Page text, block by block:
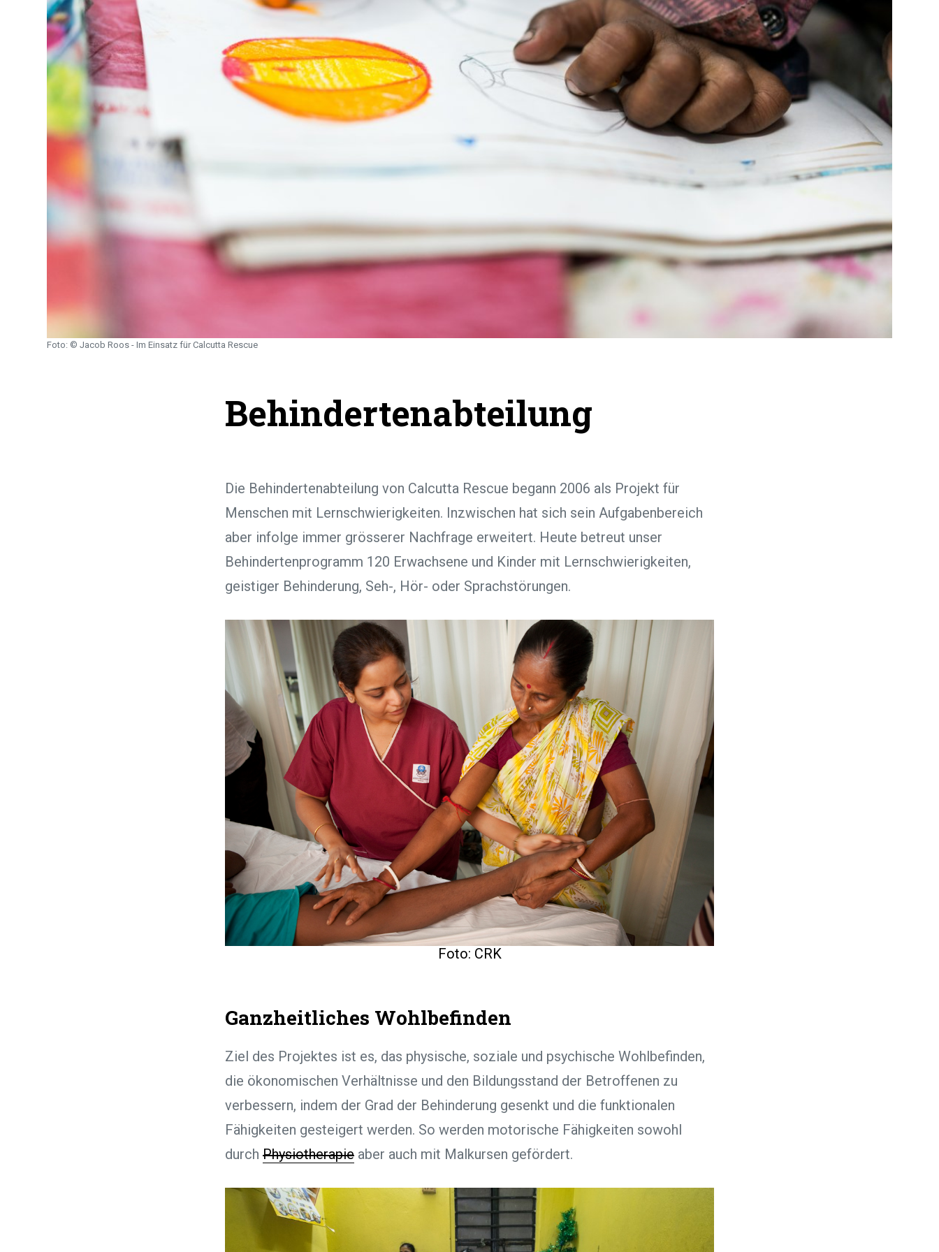
Foto: © Jacob Roos - Im Einsatz für Calcutta Rescue
Behindertenabteilung
Die Behindertenabteilung von Calcutta Rescue begann 2006 als Projekt für
Menschen mit Lernschwierigkeiten. Inzwischen hat sich sein Aufgabenbereich
aber infolge immer grösserer Nachfrage erweitert. Heute betreut unser
Behindertenprogramm 120 Erwachsene und Kinder mit Lernschwierigkeiten,
geistiger Behinderung, Seh-, Hör- oder Sprachstörungen.
Foto: CRK
Ganzheitliches Wohlbefinden
Ziel des Projektes ist es, das physische, soziale und psychische Wohlbefinden,
die ökonomischen Verhältnisse und den Bildungsstand der Betroffenen zu
verbessern, indem der Grad der Behinderung gesenkt und die funktionalen
Fähigkeiten gesteigert werden. So werden motorische Fähigkeiten sowohl
durch Physiotherapie aber auch mit Malkursen gefördert.